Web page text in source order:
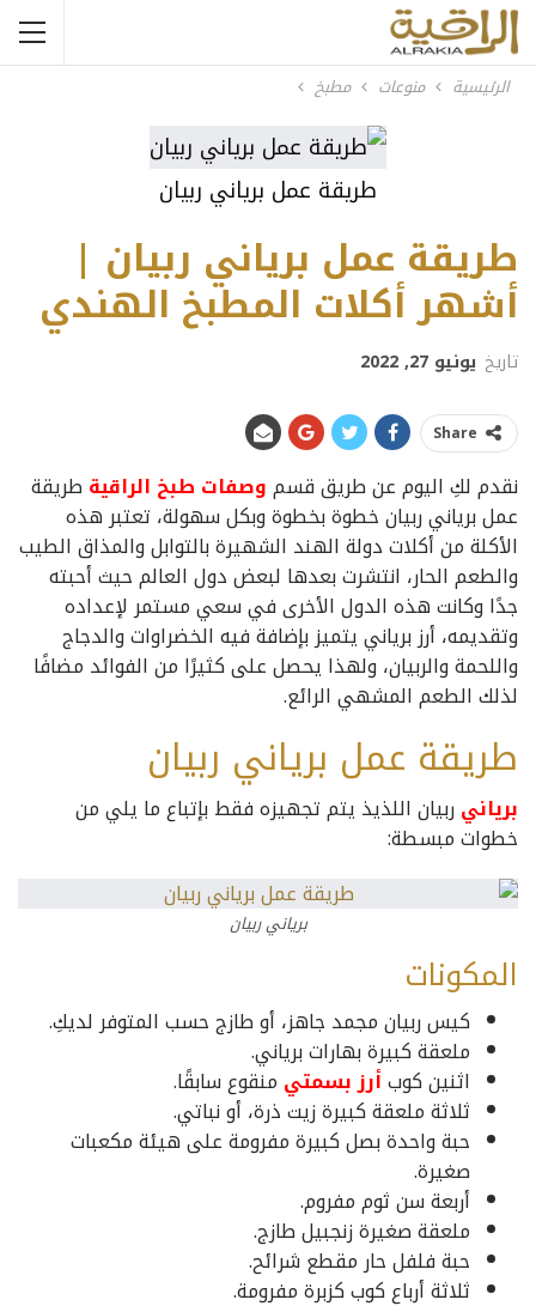
الرئيسية منوعات مطبخ
طريقة عمل برياني ربيان
طريقة عمل برياني ربيان |
أشهر أكلات المطبخ الهندي
تاريخ يونيو 27, 2022
Share
نقدم لكِ اليوم عن طريق قسموصفات طبخ الراقية طريقة
عمل برياني ربيان خطوة بخطوة وبكل سهولة، تعتبر هذه
الأكلة من أكلات دولة الهند الشهيرة بالتوابل والمذاق الطيب
والطعم الحار، انتشرت بعدها لبعض دول العالم حيث أحبته
جدًا وكانت هذه الدول الأخرى في سعي مستمر لإعداده
وتقديمه، أرز برياني يتميز بإضافة فيه الخضراوات والدجاج
واللحمة والربيان، ولهذا يحصل على كثيرًا من الفوائد مضافًا
لذلك الطعم المشهي الرائع.
طريقة عمل برياني ربيان
بريانيربيان اللذيذ يتم تجهيزه فقط بإتباع ما يلي من
خطوات مبسطة:
برياني ربيان
المكونات
كيس ربيان مجمد جاهز، أو طازج حسب المتوفر لديكِ.
ملعقة كبيرة بهارات برياني.
اثنين كوبأرز بسمتي منقوع سابقًا.
ثلاثة ملعقة كبيرة زيت ذرة، أو نباتي.
حبة واحدة بصل كبيرة مفرومة على هيئة مكعبات
صغيرة.
أربعة سن ثوم مفروم.
ملعقة صغيرة زنجبيل طازج.
حبة فلفل حار مقطع شرائح.
ثلاثة أرباع كوب كزبرة مفرومة.